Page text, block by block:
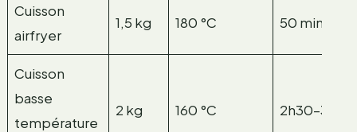
Cuisson
airfryer
1,5 kg 180 °C 50 min
Cuisson
basse
température
2 kg 160 °C 2h30–3h